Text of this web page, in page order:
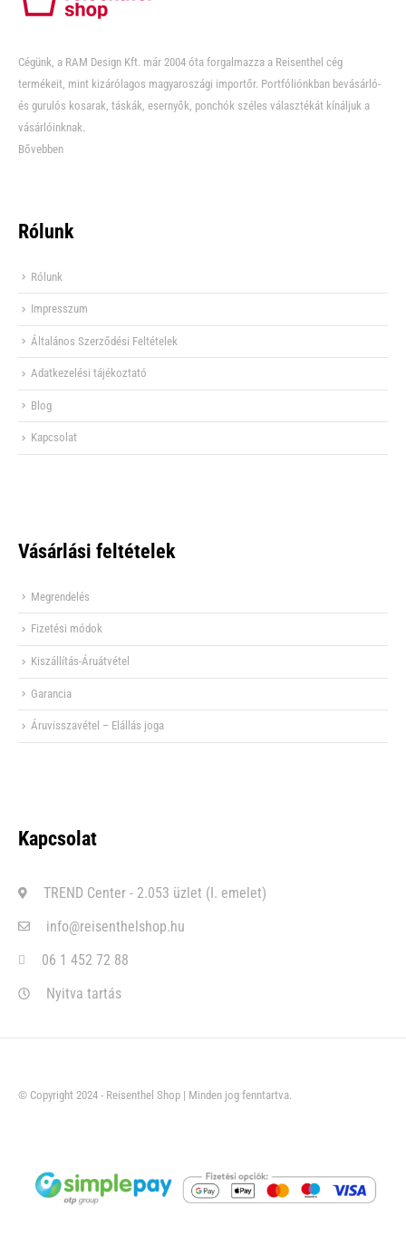
Cégünk, a RAM Design Kft. már 2004 óta forgalmazza a Reisenthel cég
termékeit, mint kizárólagos magyaroszági importőr. Portfóliónkban bevásárló-
és gurulós kosarak, táskák, esernyők, ponchók széles választékát kínáljuk a
vásárlóinknak.
Bővebben
Rólunk
Rólunk
Impresszum
Általános Szerződési Feltételek
Adatkezelési tájékoztató
Blog
Kapcsolat
Vásárlási feltételek
Megrendelés
Fizetési módok
Kiszállítás-Áruátvétel
Garancia
Áruvisszavétel – Elállás joga
Kapcsolat
TREND Center - 2.053 üzlet (I. emelet)
info@reisenthelshop.hu
06 1 452 72 88
Nyitva tartás
© Copyright 2024 - Reisenthel Shop | Minden jog fenntartva.